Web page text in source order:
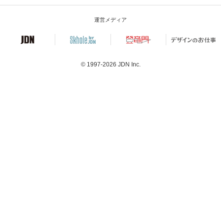
運営メディア
© 1997-2026 JDN Inc.